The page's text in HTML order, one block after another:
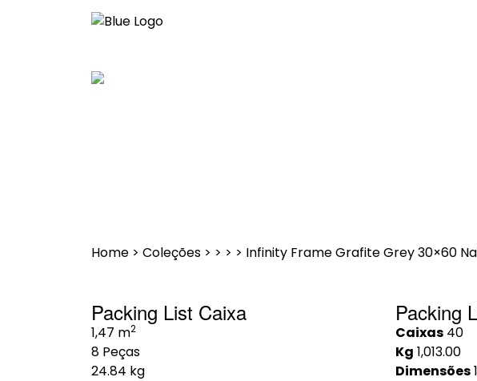
Home > Coleções > > > > Infinity Frame Grafite Grey 30×60
Packing List Caixa
1,47 m2
8 Peças
24.84 kg
Packing
Caixas 40
Kg 1,013.00
Dimensões